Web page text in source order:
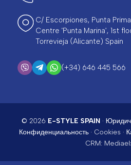
C/ Escorpiones, Punta
Centre 'Punta Marina', 1st
Torrevieja (Alicante) Spain
(+34) 646 445 566
© 2026 E-STYLE SPAIN ·
Конфиденциальность· Cookies ·
CRM: